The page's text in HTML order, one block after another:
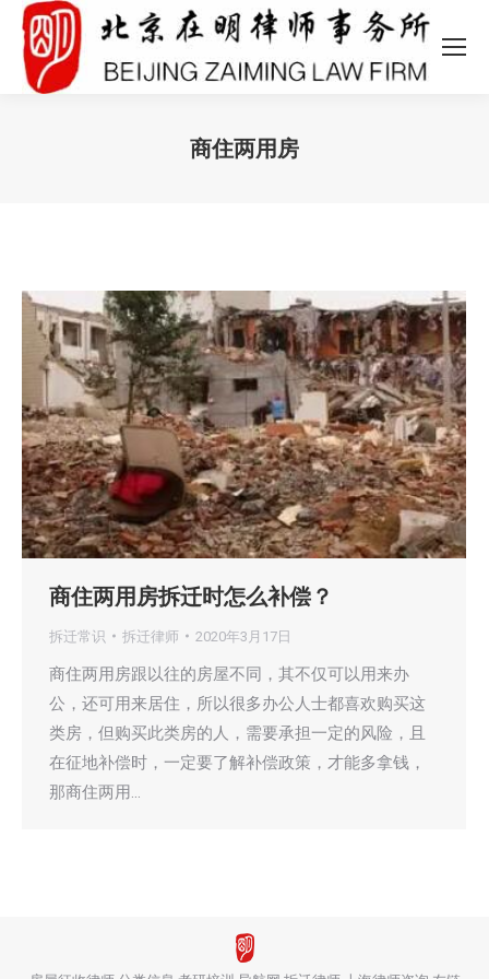
商住两用房
商住两用房拆迁时怎么补偿？
拆迁常识 拆迁律师 2020年3月17日
商住两用房跟以往的房屋不同，其不仅可以用来办
公，还可用来居住，所以很多办公人士都喜欢购买这
类房，但购买此类房的人，需要承担一定的风险，且
在征地补偿时，一定要了解补偿政策，才能多拿钱，
那商住两用…